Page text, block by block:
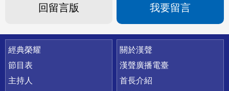
回留言版 我要留言
快速連結
經典榮耀
節目表
主持人
關於漢聲
漢聲廣播電臺
首長介紹